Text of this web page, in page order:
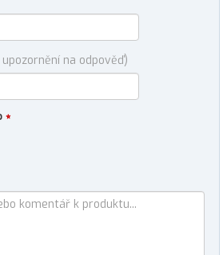
na odpověď)
*